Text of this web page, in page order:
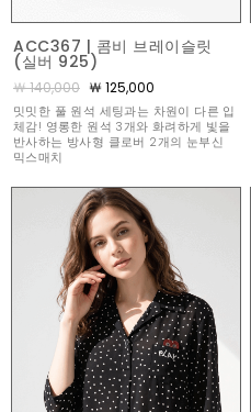
ACC367 | 콤비 브레이슬릿
(실버 925)
￦ 140,000 ￦ 125,000
밋밋한 풀 원석 세팅과는 차원이 다른 입
체감! 영롱한 원석 3개와 화려하게 빛을
반사하는 방사형 클로버 2개의 눈부신
믹스매치